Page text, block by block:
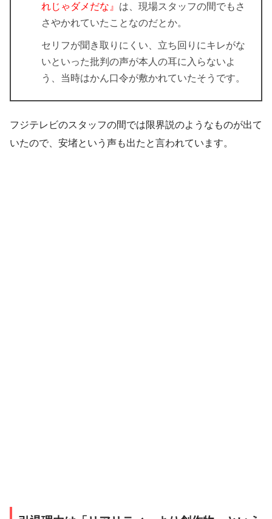
れじゃダメだな』 は、現場スタッフの間でもさ
さやかれていたことなのだとか。
セリフが聞き取りにくい、立ち回りにキレがな
いといった批判の声が本人の耳に入らないよ
う、当時はかん口令が敷かれていたそうです。
フジテレビのスタッフの間では限界説のようなものが出て
いたので、安堵という声も出たと言われています。